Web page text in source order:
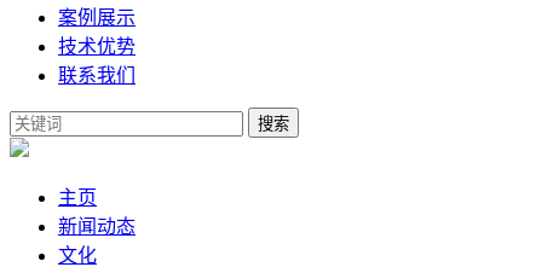
案例展示
技术优势
联系我们
搜索
主页
新闻动态
文化